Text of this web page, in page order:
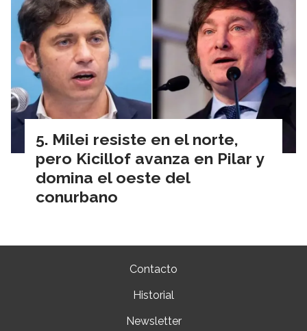
Milei resiste en el norte,
pero Kicillof avanza en Pilar y
domina el oeste del
conurbano
Contacto
Historial
Newsletter